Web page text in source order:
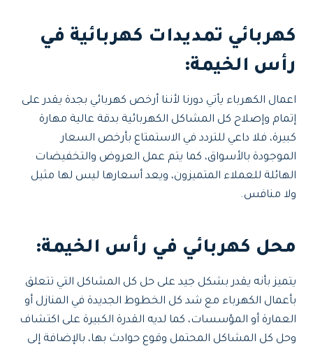
كهربائي تمديدات كهربائية في
رأس الخيمة:
اعمال الكهرباء يأتي دورنا لأننا أرخص كهربائي بجدة يقدر على
إتمام وإصلاح كل المشاكل الكهربائية بدقة عالية مهارة
كبيرة، فلا داعي للتردد في الاستمتاع بأرخص السعار
الموجودة بالأسواق، كما يتم عمل العروض والتخفيضات
الهائلة للعملاء المتميزون، ويعد أسعارها ليس لها مثيل
ولا منافس.
محل كهربائي في رأس الخيمة:
يتميز بأنه يقدر بشكل جيد على حل كل المشاكل التي تتعلق
بأعمال الكهرباء مع شد كل الخطوط الجديدة في المنازل أو
العمارة أو المؤسسات، كما لديه القدرة الكبيرة على اكتشاف
وحل كل المشاكل المحتمل وقوع حوادث بها، بالإضافة إلى